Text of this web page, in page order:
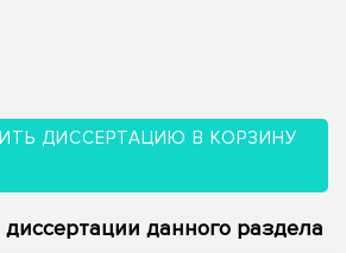
ДИССЕРТАЦИЮ В КОРЗИНУ
данного раздела